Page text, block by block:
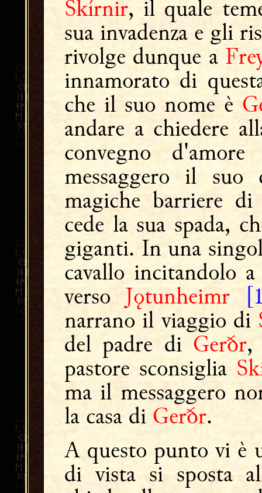
Skírnir, il quale
sua invadenza e gli
rivolge dunque a
innamorato di
che il suo nome è
andare a chiedere
convegno
messaggero il suo
magiche barriere
cede la sua spada,
giganti. In una
cavallo incitandolo
versoJǫtunheimr
narrano il viaggio di
del padre diGerðr,
pastore sconsiglia
ma il messaggero
la casa diGerðr.
A questo punto vi è
di vista si sposta